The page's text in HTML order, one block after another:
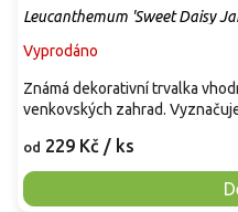
Leucanthemum 'Sweet Daisy
Vyprodáno
od 229 Kč / ks
Známá dekorativní trvalka
venkovských zahrad.